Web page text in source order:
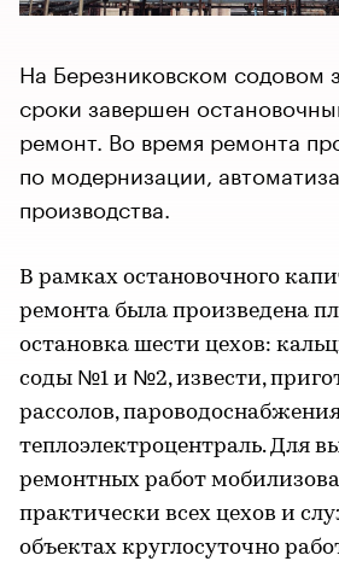
На Березниковском содовом
сроки завершен
ремонт. Во время ремонта
по модернизации,
производства.
В рамках остановочного
ремонта была произведена
остановка шести цехов:
соды №1 и №2, извести,
рассолов,
теплоэлектроцентраль. Для
ремонтных работ
практически всех цехов и
объектах круглосуточно